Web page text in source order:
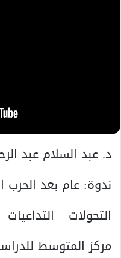
د. عبد السلام عبد
ندوة: عام بعد الحرب
التحولات –
مركز المتوسط